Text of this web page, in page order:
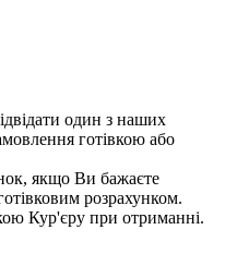
один з наших
готівкою або
якщо Ви бажаєте
розрахунком.
Кур'єру при отриманні.